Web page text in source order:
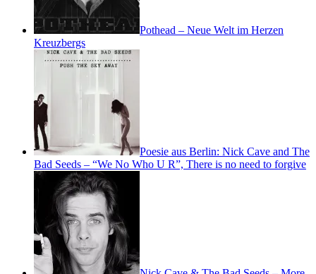
Pothead – Neue Welt im Herzen
Kreuzbergs
Poesie aus Berlin: Nick Cave and The
Bad Seeds – “We No Who U R”, There is no need to forgive